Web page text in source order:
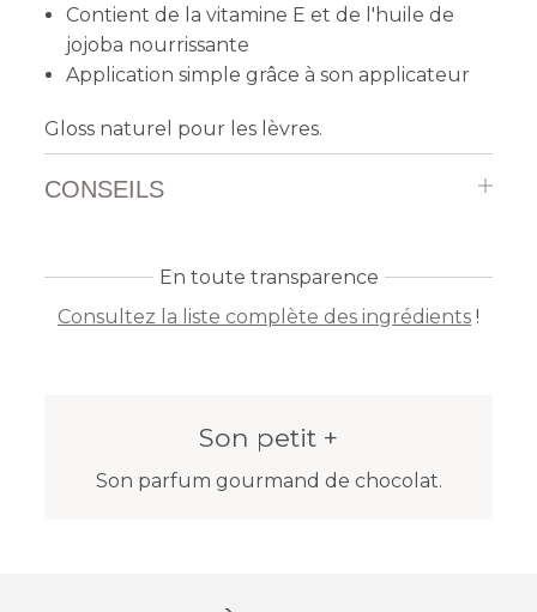
Contient de la vitamine E et de l'huile de
jojoba nourrissante
Application simple grâce à son applicateur
Gloss naturel pour les lèvres.
CONSEILS
En toute transparence
Consultez la liste complète des ingrédients !
Son petit +
Son parfum gourmand de chocolat.